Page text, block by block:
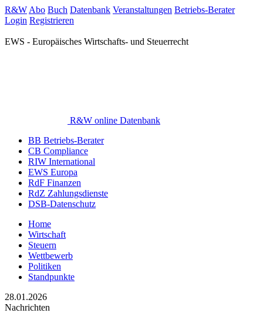
R&W Abo Buch Datenbank Veranstaltungen Betriebs-Berater
Login Registrieren
EWS - Europäisches Wirtschafts- und Steuerrecht
R&W online Datenbank
BB Betriebs-Berater
CB Compliance
RIW International
EWS Europa
RdF Finanzen
RdZ Zahlungsdienste
DSB-Datenschutz
Home
Wirtschaft
Steuern
Wettbewerb
Politiken
Standpunkte
28.01.2026
Nachrichten